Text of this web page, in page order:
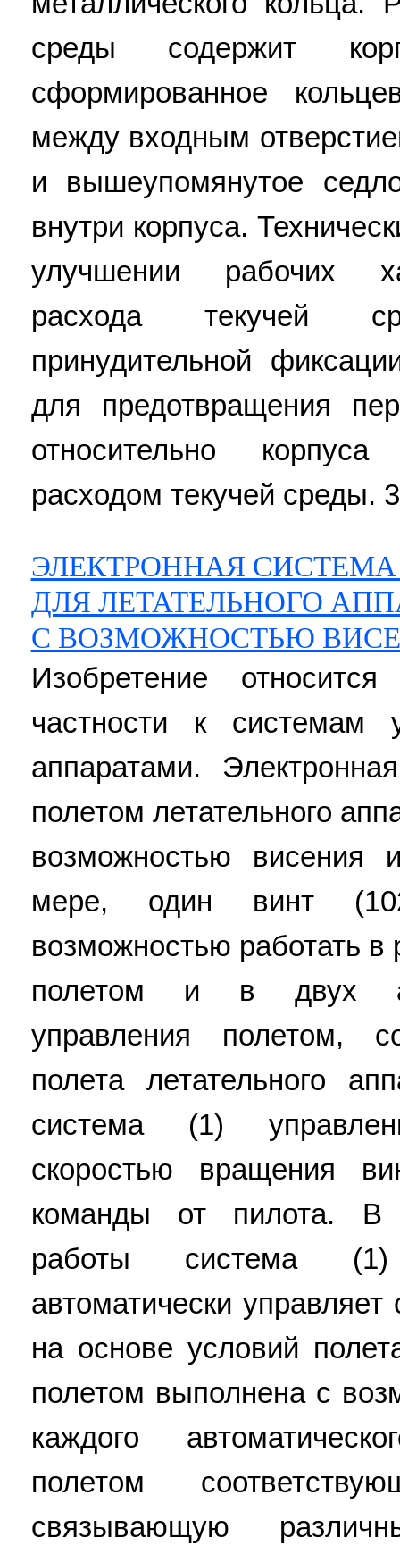
среды содержит
сформированное
между входным
и вышеупомянутое
внутри корпуса.
улучшении рабочих
расхода текучей
принудительной
для предотвращения
относительно
расходом текучей среды.
ЭЛЕКТРОННАЯ
ДЛЯ ЛЕТАТЕЛЬНОГО
С ВОЗМОЖНОСТЬЮ
Изобретение
частности к системам
аппаратами.
полетом летательного
возможностью
мере, один винт
возможностью работать
полетом и в двух
управления полетом,
полета летательного
система (1)
скоростью вращения
команды от пилота. В
работы система (1)
автоматически
на основе условий
полетом выполнена с
каждого
полетом
связывающую